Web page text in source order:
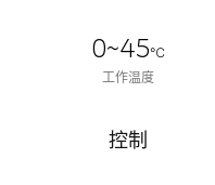
0~45℃
工作温度
控制